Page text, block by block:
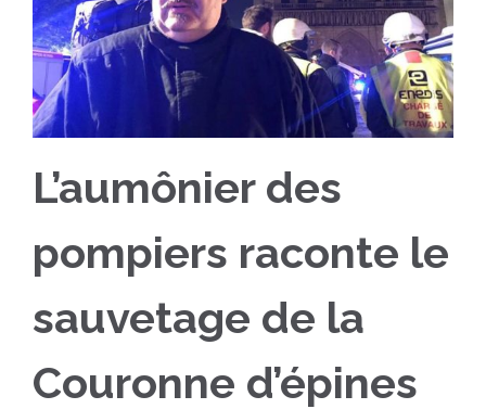
L’aumônier des
pompiers raconte le
sauvetage de la
Couronne d’épines